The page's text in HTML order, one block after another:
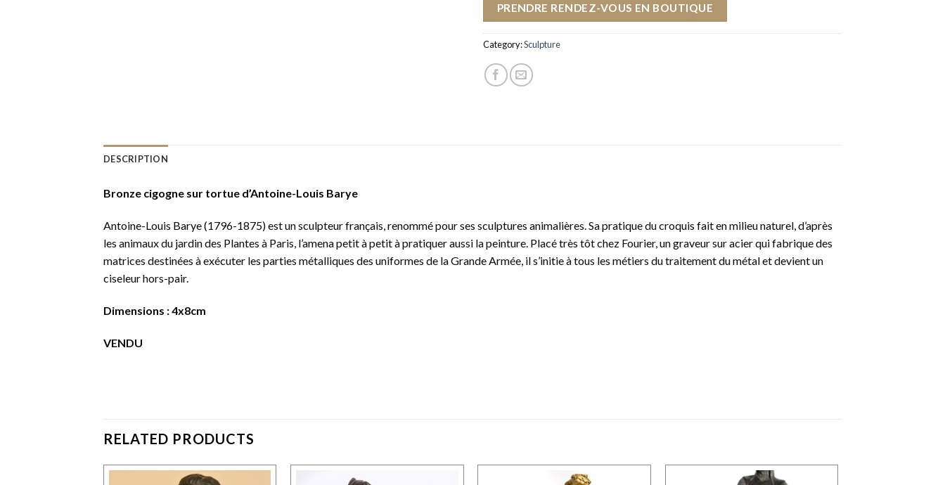
PRENDRE RENDEZ-VOUS EN BOUTIQUE
Category:Sculpture
DESCRIPTION
Bronze cigogne sur tortue d’Antoine-Louis Barye
Antoine-Louis Barye (1796-1875) est un sculpteur français, renommé pour ses sculptures animalières. Sa pratique du croquis fait en milieu naturel, d’après
les animaux du jardin des Plantes à Paris, l’amena petit à petit à pratiquer aussi la peinture. Placé très tôt chez Fourier, un graveur sur acier qui fabrique des
matrices destinées à exécuter les parties métalliques des uniformes de la Grande Armée, il s’initie à tous les métiers du traitement du métal et devient un
ciseleur hors-pair.
Dimensions : 4x8cm
VENDU
RELATED PRODUCTS